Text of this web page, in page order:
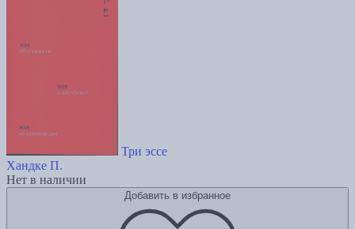
Три эссе
Хандке П.
Нет в наличии
Добавить в избранное